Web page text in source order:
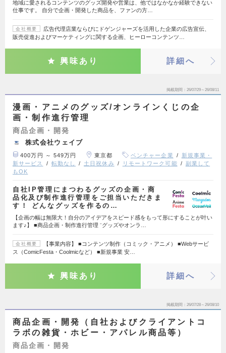
地域に愛されるコンテンツのグッズ開発や営業は、他ではなかなか経験できない
仕事です。 自分で企画・開発した商品を、ファンの方…
会社概要
広告代理店業ならびにドゲンジャーズを活用した企業の広告宣伝、
販売促進およびマーケティングに関する企画、ヒーローコンテンツ…
興味あり 詳細へ
掲載期間 26/07/29～26/08/11
漫画・アニメのグッズ/オンラインくじの企
画・制作進行管理
商品企画・開発
株式会社ウェイブ
400万円 ～ 549万円 東京都 ベンチャー企業
新規事業・
新サービス
転勤なし 土日祝休み リモートワーク可能
副業して
もOK
自社IP管理にまつわるグッズの企画・商
品化及び制作進行管理をご担当いただきま
す！ どんなグッズを作るの…
【企画の幅は無限大！自分のアイデアをスピード感をもって形にすることが叶い
ます♪】 ■商品企画・制作進行管理 ⁻グッズやオンラ…
会社概要
【事業内容】 ■コンテンツ制作（コミック・アニメ） ■Webサービ
ス（ComicFesta・Coolmicなど） ■新規事業 安…
興味あり 詳細へ
掲載期間 26/07/28～26/08/10
商品企画・開発（自社およびクライアントコ
ラボの雑貨・ホビー・アパレル商品等）
商品企画・開発